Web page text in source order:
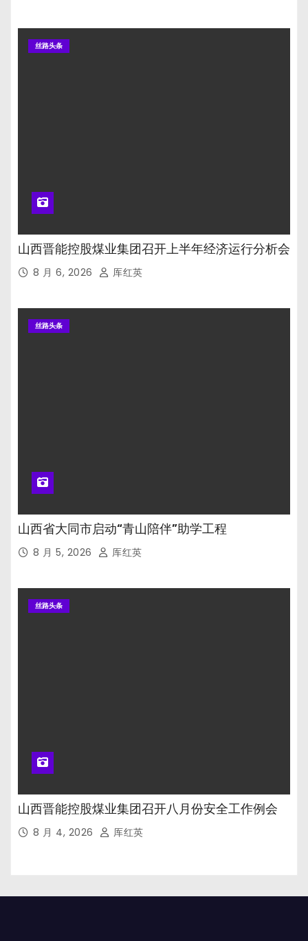
丝路头条
山西晋能控股煤业集团召开上半年经济运行分析会
8 月 6, 2026 厍红英
丝路头条
山西省大同市启动“青山陪伴”助学工程
8 月 5, 2026 厍红英
丝路头条
山西晋能控股煤业集团召开八月份安全工作例会
8 月 4, 2026 厍红英